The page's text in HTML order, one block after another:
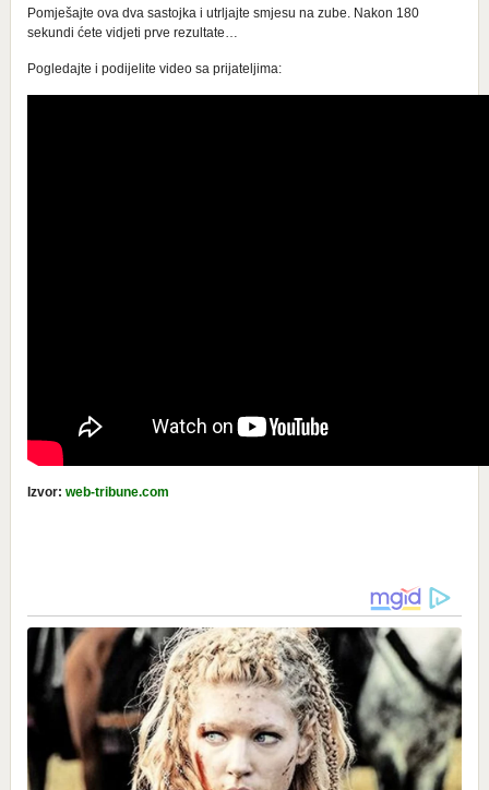
Pomješajte ova dva sastojka i utrljajte smjesu na zube. Nakon 180
sekundi ćete vidjeti prve rezultate…
Pogledajte i podijelite video sa prijateljima:
Izvor: web-tribune.com